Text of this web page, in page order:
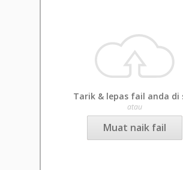
Tarik & lepas fail anda di
atau
Muat naik fail